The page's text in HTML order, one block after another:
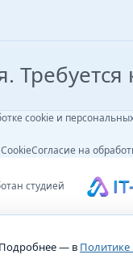
cookie и
Согласие на
студией
— в